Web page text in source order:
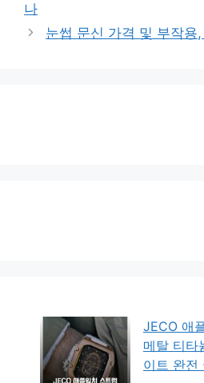
나
눈썹 문신 가격 및 부작용
JECO 애
메탈 티타
이트 완전